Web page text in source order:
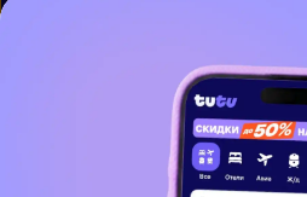
Приложение Туту